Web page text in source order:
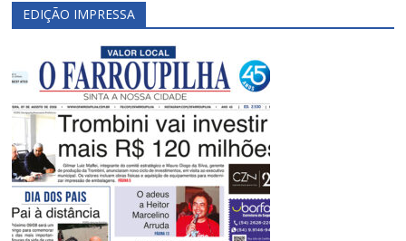
EDIÇÃO IMPRESSA